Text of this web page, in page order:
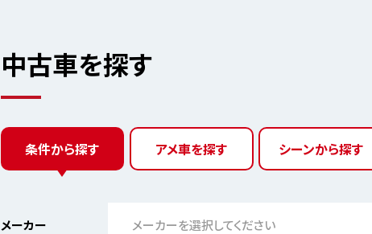
中古車を探す
条件から探す アメ車を探す シーンから探す
メーカー メーカーを選択してください